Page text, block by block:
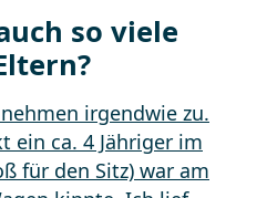
so viele